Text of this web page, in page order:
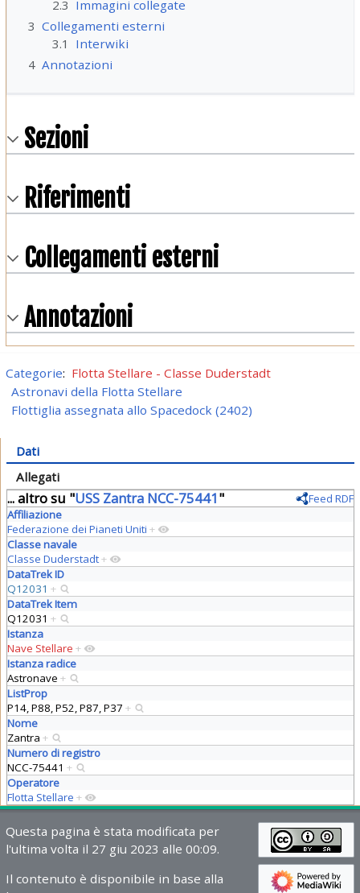
2.3 Immagini collegate
3 Collegamenti esterni
3.1
Interwiki
4 Annotazioni
Sezioni
Riferimenti
Collegamenti esterni
Annotazioni
Categorie: Flotta Stellare - Classe Duderstadt
Astronavi della Flotta Stellare
Flottiglia assegnata allo Spacedock (2402)
Dati
Allegati
... altro su "USS Zantra NCC-75441"
Feed RDF
Affiliazione
Federazione dei Pianeti Uniti +
Classe navale
Classe Duderstadt+
DataTrek ID
Q12031 +
DataTrek Item
Q12031 +
Istanza
Nave Stellare +
Istanza radice
Astronave +
ListProp
P14, P88, P52, P87, P37 +
Nome
Zantra +
Numero di registro
NCC-75441 +
Operatore
Flotta Stellare +
Questa pagina è stata modificata per
l'ultima volta il 27 giu 2023 alle 00:09.
Il contenuto è disponibile in base alla